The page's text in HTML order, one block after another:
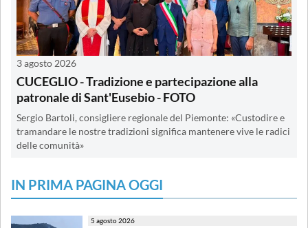
3 agosto 2026
CUCEGLIO - Tradizione e partecipazione alla
patronale di Sant'Eusebio - FOTO
Sergio Bartoli, consigliere regionale del Piemonte: «Custodire e
tramandare le nostre tradizioni significa mantenere vive le radici
delle comunità»
IN PRIMA PAGINA OGGI
5 agosto 2026